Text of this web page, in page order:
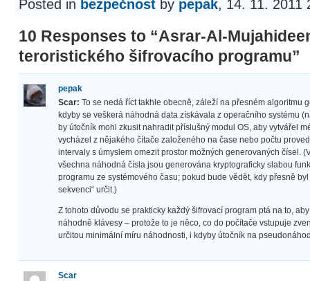
Posted in bezpečnost by pepak, 14. 11. 2011
10 Responses to “Asrar-Al-
teroristického šifrovacího programu”
pepak
Scar: To se nedá říct takhle obecně, záleží na přesném algoritmu
kdyby se veškerá náhodná data získávala z operačního systému
by útočník mohl zkusit nahradit příslušný modul OS, aby vytvářel
vycházel z nějakého čítače založeného na čase nebo počtu
intervaly s úmyslem omezit prostor možných generovaných čísel.
všechna náhodná čísla jsou generována kryptograficky slabou
programu ze systémového času; pokud bude vědět, kdy přesně
sekvenci“ určit.)
Z tohoto důvodu se prakticky každý šifrovací program ptá na to,
náhodně klávesy – protože to je něco, co do počítače vstupuje
určitou minimální míru náhodnosti, i kdyby útočník na
Scar